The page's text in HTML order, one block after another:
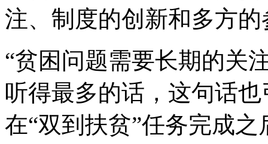
注、制度的创新和多方
“贫困问题需要长期的关
听得最多的话，这句话
在“双到扶贫”任务完成